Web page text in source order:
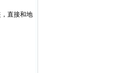
直接和地